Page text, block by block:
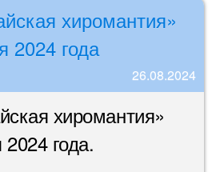
хиромантия»
2024 года
26.08.2024
хиромантия»
года.